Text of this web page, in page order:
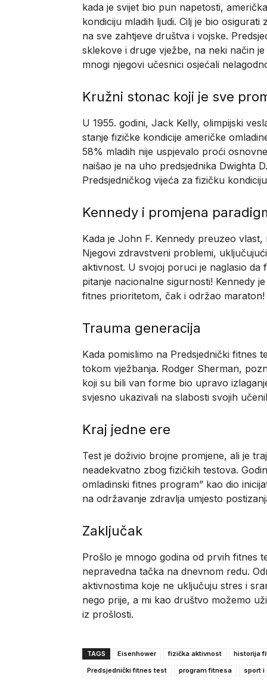
kada je svijet bio pun napetosti,
kondiciju mladih ljudi. Cilj je bio
na sve zahtjeve društva i vojske.
sklekove i druge vježbe, na neki način
mnogi njegovi učesnici osjećali
Kružni stonac koji je sve
U 1955. godini, Jack Kelly, olimpijski
stanje fizičke kondicije američke
58% mladih nije uspjevalo proći
naišao je na uho predsjednika Dwighta
Predsjedničkog vijeća za fizičku
Kennedy i promjena
Kada je John F. Kennedy preuzeo
Njegovi zdravstveni problemi,
aktivnost. U svojoj poruci je naglasio da
pitanje nacionalne sigurnosti! Kennedy
fitnes prioritetom, čak i održaо maraton!
Trauma generacija
Kada pomislimo na Predsjednički fitnes
tokom vježbanja. Rodger Sherman,
koji su bili van forme bio upravo
svjesno ukazivali na slabosti svojih
Kraj jedne ere
Test je doživio brojne promjene, ali je
neadekvatno zbog fizičkih testova.
omladinski fitnes program” kao dio
na održavanje zdravlja umjesto
Zaključak
Prošlo je mnogo godina od prvih fitnes
nepravedna tačka na dnevnom redu.
aktivnostima koje ne uključuju stres i
nego prije, a mi kao društvo možemo
iz prošlosti.
TAGS Eisenhower fizička aktivnost historija
Predsjednički fitnes test
program fitnesa sport i